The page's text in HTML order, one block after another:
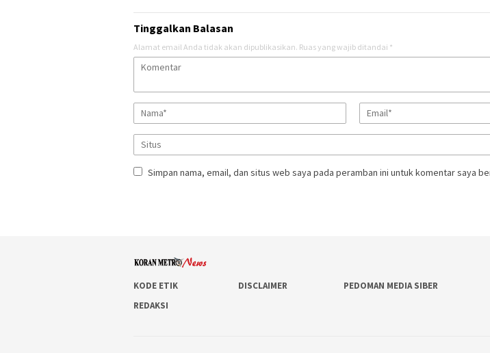
Tinggalkan Balasan
Alamat email Anda tidak akan dipublikasikan. Ruas yang wajib ditandai *
Simpan nama, email, dan situs web saya pada peramban ini untuk komentar saya
KODE ETIK DISCLAIMER
PEDOMAN MEDIA SIBER
REDAKSI